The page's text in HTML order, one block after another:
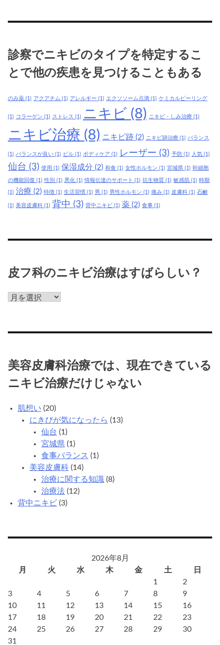
膚
療
で
で
き
て
い
る
ニ
キ
ゃ
い
診察でニキビのタイプを特定するこ
とで他の疾患を見つけることもある
のみ薬 (1) アクアチム (1) アレルギー (1) エクソソーム点滴 (1) ケミカルピーリング
(1) コラーゲン (1) ストレス (1) ニキビ (8) ニキビ・しみ治療 (1)
ニキビ治療 (8) ニキビ跡 (2) ニキビ跡治療 (1) バランス
(1) バランスが良い (1) ピル (1) ボディケア (1) レーザー (3) 予防 (1) 人気 (1)
仙台 (3) 使用 (1) 保湿成分 (2) 和食 (1) 女性ホルモン (1) 宮城県 (1) 幹細胞
の機能回復 (1) 性別 (1) 悪化 (1) 情報伝達のサポート (1) 抗生物質 (1) 敏感肌 (1) 時期
(1) 治療 (2) 特徴 (1) 生活習慣 (1) 男 (1) 男性ホルモン (1) 痛み (1) 皮膚科 (1) 石鹸
(1) 美容皮膚科 (1) 背中 (3) 背中ニキビ (1) 薬 (2) 食事 (1)
皮フ科のニキビ治療はすばらしい？
皮
の
ビ
治
美容皮膚科治療では、現在できている
ニキビ治療だけじゃない
肌想い (20)
にきびが気になったら (13)
仙台 (1)
宮城県 (1)
食事バランス (1)
美容皮膚科 (14)
治療に関する知識 (8)
治療法 (12)
背中ニキビ (3)
2026年8月
月
火 水 木 金 土
日
1
2
3
4 5 6 7 8
9
10
11 12 13 14 15
16
17
18 19 20 21 22
23
24
25 26 27 28 29
30
31